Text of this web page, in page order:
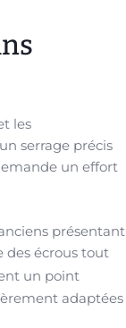
les
serrage précis
un effort
présentant
des écrous tout
un point
adaptées